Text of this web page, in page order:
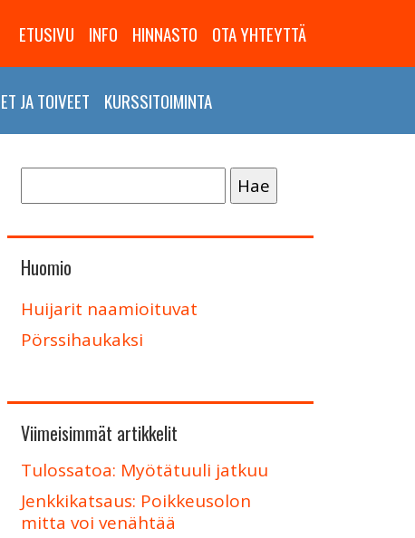
ETUSIVU INFO HINNASTO OTA YHTEYTTÄ
JA TOIVEET KURSSITOIMINTA
Huomio
Huijarit naamioituvat
Pörssihaukaksi
Viimeisimmät artikkelit
Tulossatoa: Myötätuuli jatkuu
Jenkkikatsaus: Poikkeusolon
mitta voi venähtää